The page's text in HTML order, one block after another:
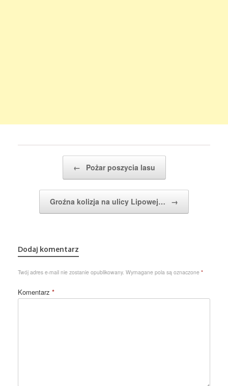
← Pożar poszycia lasu
Groźna kolizja na ulicy Lipowej… →
Dodaj komentarz
Twój adres e-mail nie zostanie opublikowany. Wymagane pola są oznaczone *
Komentarz *